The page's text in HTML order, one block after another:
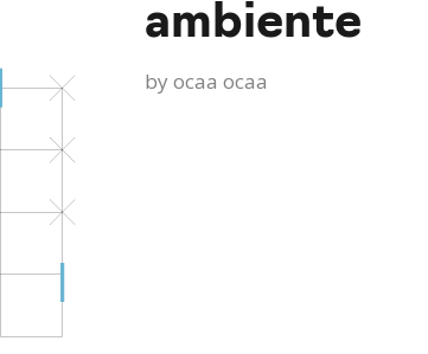
ambiente
by ocaa ocaa